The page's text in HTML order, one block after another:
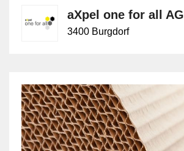
aXpel one for all AG
3400 Burgdorf